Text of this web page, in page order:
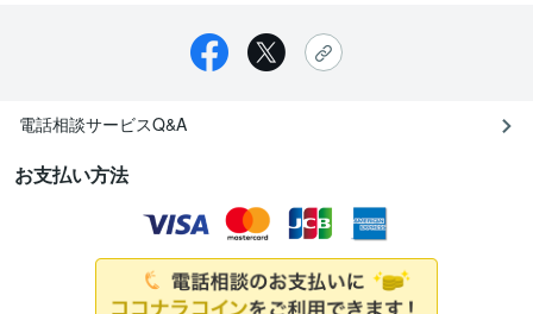
電話相談サービスQ&A
お支払い方法